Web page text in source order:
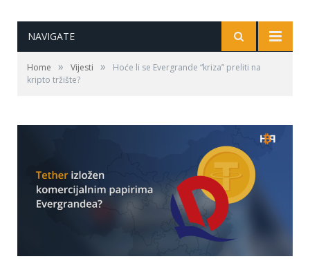
NAVIGATE
Home » Vijesti »
Hoće li se Evergrande “kriza” preliti na
kripto tržište?